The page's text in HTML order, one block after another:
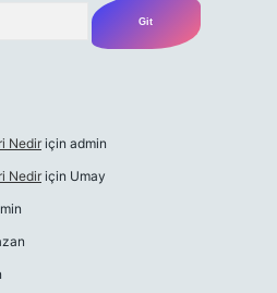
Nedir için admin
Nedir için Umay